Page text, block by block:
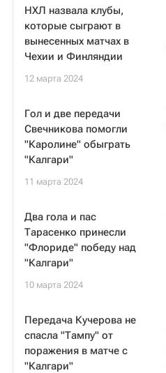
НХЛ назвала клубы,
которые сыграют в
вынесенных матчах в
Чехии и Финляндии
12 марта 2024
Гол и две передачи
Свечникова помогли
"Каролине" обыграть
"Калгари"
11 марта 2024
Два гола и пас
Тарасенко принесли
"Флориде" победу над
"Калгари"
10 марта 2024
Передача Кучерова не
спасла "Тампу" от
поражения в матче с
"Калгари"